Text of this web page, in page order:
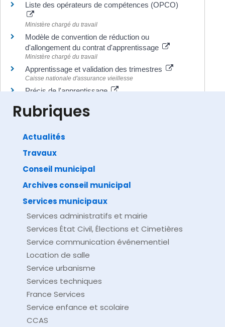
Liste des opérateurs de compétences (OPCO)
Ministère chargé du travail
Modèle de convention de réduction ou
d'allongement du contrat d'apprentissage
Ministère chargé du travail
Apprentissage et validation des trimestres
Caisse nationale d'assurance vieillesse
Précis de l'apprentissage
Direction de l'information légale et administrative
Rubriques
Actualités
Travaux
Conseil municipal
Archives conseil municipal
Services municipaux
Services administratifs et mairie
Services État Civil, Élections et Cimetières
Service communication événementiel
Location de salle
Service urbanisme
Services techniques
France Services
Service enfance et scolaire
CCAS